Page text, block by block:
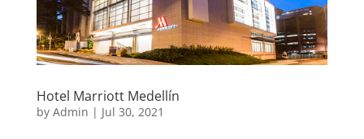
Hotel Marriott Medellín
by Admin | Jul 30, 2021